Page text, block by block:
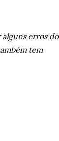
erros do
tem